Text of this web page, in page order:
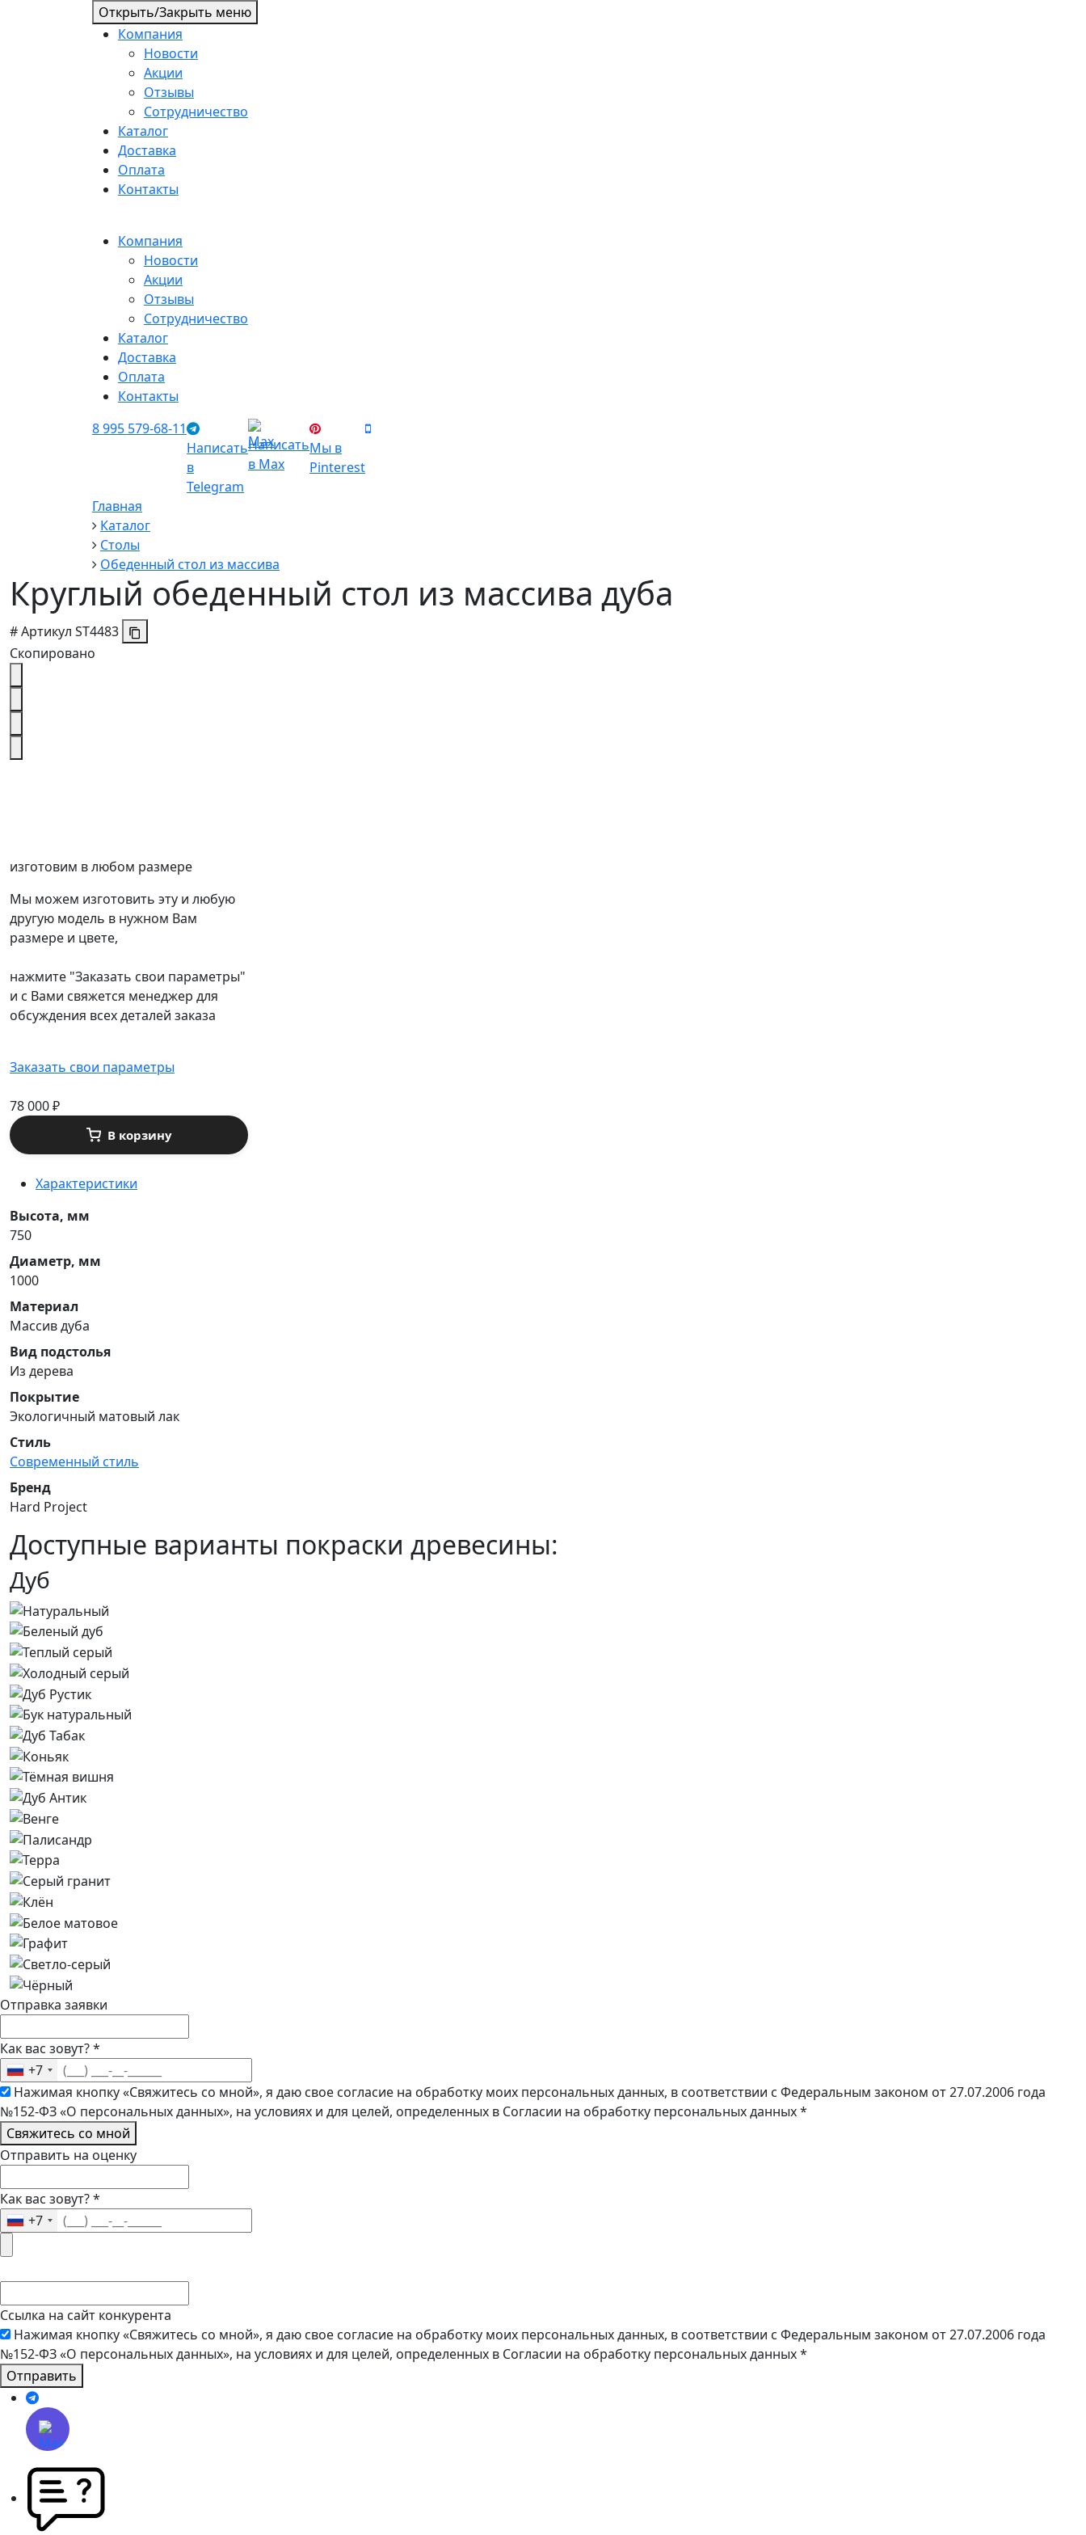
Открыть/Закрыть меню
Компания
Новости
Акции
Отзывы
Сотрудничество
Каталог
Доставка
Оплата
Контакты
Компания
Новости
Акции
Отзывы
Сотрудничество
Каталог
Доставка
Оплата
Контакты
8 995 579-68-11
Написать
в
Telegram
Написать
в Max
Мы в
Pinterest
Главная
Каталог
Столы
Обеденный стол из массива
Круглый обеденный стол из массива дуба
#Артикул ST4483
Скопировано
изготовим в любом размере
Мы можем изготовить эту и любую
другую модель в нужном Вам
размере и цвете,
нажмите "Заказать свои параметры"
и с Вами свяжется менеджер для
обсуждения всех деталей заказа
Заказать свои параметры
78 000₽
В корзину
Характеристики
Высота, мм
750
Диаметр, мм
1000
Материал
Массив дуба
Вид подстолья
Из дерева
Покрытие
Экологичный матовый лак
Стиль
Современный стиль
Бренд
Hard Project
Доступные варианты покраски древесины:
Дуб
Отправка заявки
Как вас зовут?*
+7
Нажимая кнопку «Свяжитесь со мной», я даю свое согласие на обработку моих персональных данных, в соответствии с Федеральным законом от 27.07.2006 года
№152-ФЗ «О персональных данных», на условиях и для целей, определенных в Согласии на обработку персональных данных*
Свяжитесь со мной
Отправить на оценку
Как вас зовут?*
+7
Ссылка на сайт конкурента
Нажимая кнопку «Свяжитесь со мной», я даю свое согласие на обработку моих персональных данных, в соответствии с Федеральным законом от 27.07.2006 года
№152-ФЗ «О персональных данных», на условиях и для целей, определенных в Согласии на обработку персональных данных*
Отправить